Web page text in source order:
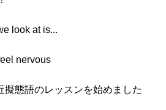
look at is...
nervous
擬態語のレッスンを始めました